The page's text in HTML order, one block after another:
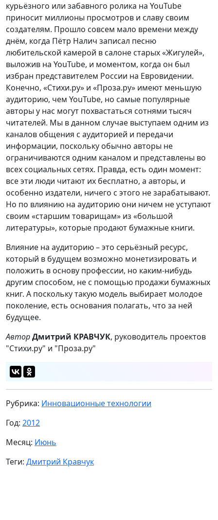
курьёзного или забавного ролика на YouTubе
приносит миллионы просмотров и славу своим
создателям. Прошло совсем мало времени между
днём, когда Пётр Налич записал песню
любительской камерой в салоне старых «Жигулей»,
выложив на YouTube, и моментом, когда он был
избран представителем России на Евровидении.
Конечно, «Стихи.ру» и «Проза.ру» имеют меньшую
аудиторию, чем YouTube, но самые популярные
авторы у нас могут похвастаться сотнями тысяч
читателей. Мы в данном случае выступаем одним из
каналов общения с аудиторией и передачи
информации, поскольку обычно авторы не
ограничиваются одним каналом и представлены во
всех социальных сетях. Правда, есть один момент:
все эти люди читают их бесплатно, а авторы, и
особенно издатели, ничего с этого не зарабатывают.
Но по влиянию на аудиторию они ничем не уступают
своим «старшим товарищам» из «большой
литературы», которые продают бумажные книги.
Влияние на аудиторию – это серьёзный ресурс,
который в будущем возможно монетизировать и
положить в основу профессии, но каким-нибудь
другим способом, не с помощью продажи бумажных
книг. А поскольку такую модель выбирает молодое
поколение, есть основания полагать, что за ней
будущее.
АвторДмитрий КРАВЧУК, руководитель проектов
"Стихи.ру" и "Проза.ру"
Рубрика: Инновационные технологии
Год: 2012
Месяц: Июнь
Теги: Дмитрий Кравчук